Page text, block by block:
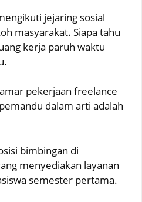
jejaring sosial
masyarakat. Siapa tahu
kerja paruh waktu
pekerjaan freelance
dalam arti adalah
bimbingan di
menyediakan layanan
semester pertama.